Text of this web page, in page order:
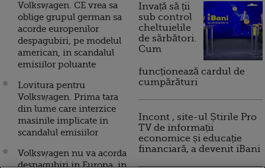
Volkswagen. CE vrea sa
oblige grupul german sa
acorde europenilor
despagubiri, pe modelul
american, in scandalul
emisiilor poluante
Lovitura pentru
Volkswagen. Prima tara
din lume care interzice
masinile implicate in
scandalul emisiilor
Volkswagen nu va acorda
despagubiri in Europa, in
Invață să ții
sub control
cheltuielile
de sărbători.
Cum
funcționează cardul de
cumpărături
Incont , site-ul Știrile Pro
TV de informații
economice și educație
financiară, a devenit iBani